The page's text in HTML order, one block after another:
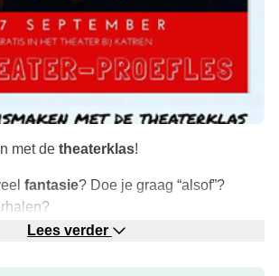
met de theaterklas!
fantasie? Doe je graag “alsof”?
1 & 2 in het theater!
Lees verder